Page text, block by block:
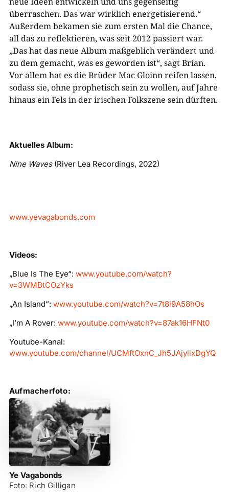
überraschen. Das war wirklich energetisierend.“
Außerdem bekamen sie zum ersten Mal die Chance,
all das zu reflektieren, was seit 2012 passiert war.
„Das hat das neue Album maßgeblich verändert und
zu dem gemacht, was es geworden ist“, sagt Brían.
Vor allem hat es die Brüder Mac Gloinn reifen lassen,
sodass sie, ohne prophetisch sein zu wollen, auf Jahre
hinaus ein Fels in der irischen Folkszene sein dürften.
Aktuelles Album:
Nine Waves(River Lea Recordings, 2022)
www.yevagabonds.com
Videos:
„Blue Is The Eye“: www.youtube.com/watch?
v=3WMBtCOzYks
„An Island“: www.youtube.com/watch?v=7t8i9A58hOs
„I’m A Rover: www.youtube.com/watch?v=87ak16HFNt0
Youtube-Kanal:
www.youtube.com/channel/UCMftOxnC_Jh5JAjyllxDgYQ
Aufmacherfoto:
Ye Vagabonds
Foto: Rich Gilligan